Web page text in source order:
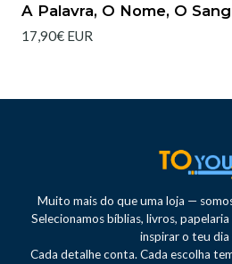
A Palavra, O Nome, O
17,90€ EUR
Muito mais do que uma loja —
Selecionamos bíblias, livros,
inspirar o teu dia
Cada detalhe conta. Cada escolha